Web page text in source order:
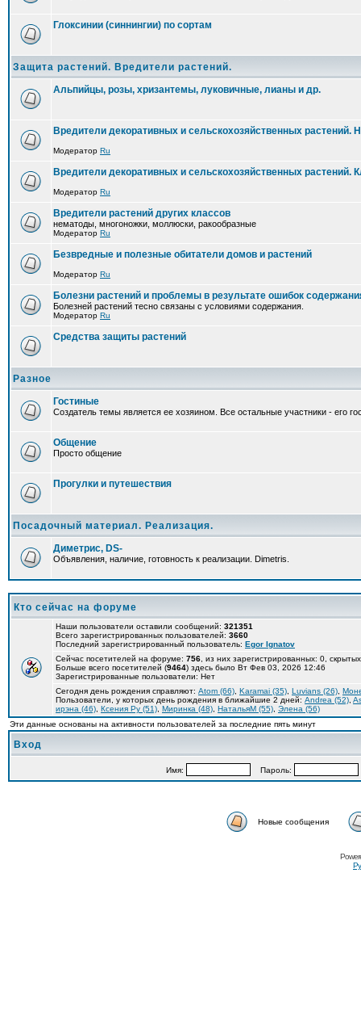
Глоксинии (синнингии) по сортам
Защита растений. Вредители растений.
Альпийцы, розы, хризантемы, луковичные, лианы и др.
Вредители декоративных и сельскохозяйственных растений.
Модератор Ru
Вредители декоративных и сельскохозяйственных растений.
Модератор Ru
Вредители растений других классов
нематоды, многоножки, моллюски, ракообразные
Модератор Ru
Безвредные и полезные обитатели домов и растений
Модератор Ru
Болезни растений и проблемы в результате ошибок
Болезней растений тесно связаны с условиями содержания.
Модератор Ru
Средства защиты растений
Разное
Гостиные
Создатель темы является ее хозяином. Все остальные участники - его
Общение
Просто общение
Прогулки и путешествия
Посадочный материал. Реализация.
Диметрис, DS-
Объявления, наличие, готовность к реализации. Dimetris.
Кто сейчас на форуме
Наши пользователи оставили сообщений: 321351
Всего зарегистрированных пользователей: 3660
Последний зарегистрированный пользователь: Egor Ignatov
Сейчас посетителей на форуме: 756 , из них зарегистрированных: 0,
Больше всего посетителей (9464) здесь было Вт Фев 03, 2026 12:46
Зарегистрированные пользователи: Нет
Сегодня день рождения справляют: Atom (66) Karamai (35) Luvians (26)
Пользователи, у которых день рождения в ближайшие 2 дней: Andrea (52)
ирэна (46) Ксения Ру (51) Миринка (48) НатальяМ (55) Элена (56)
Эти данные основаны на активности пользователей за последние пять минут
Вход
Имя: Пароль:
Новые сообщения